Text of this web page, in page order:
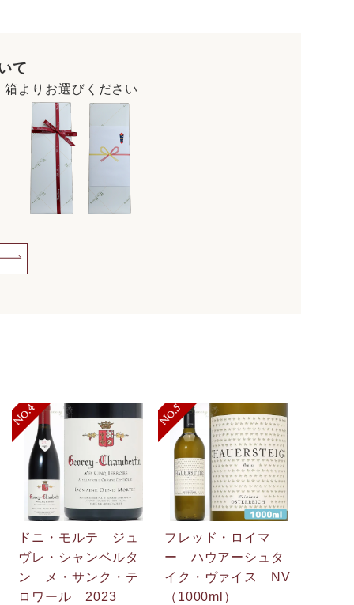
て
よりお選びください
ドニ・モルテ ジュ
ヴレ・シャンベルタ
ン メ・サンク・テ
ロワール 2023
フレッド・ロイマ
ー ハウアーシュタ
イク・ヴァイス NV
（1000ml）